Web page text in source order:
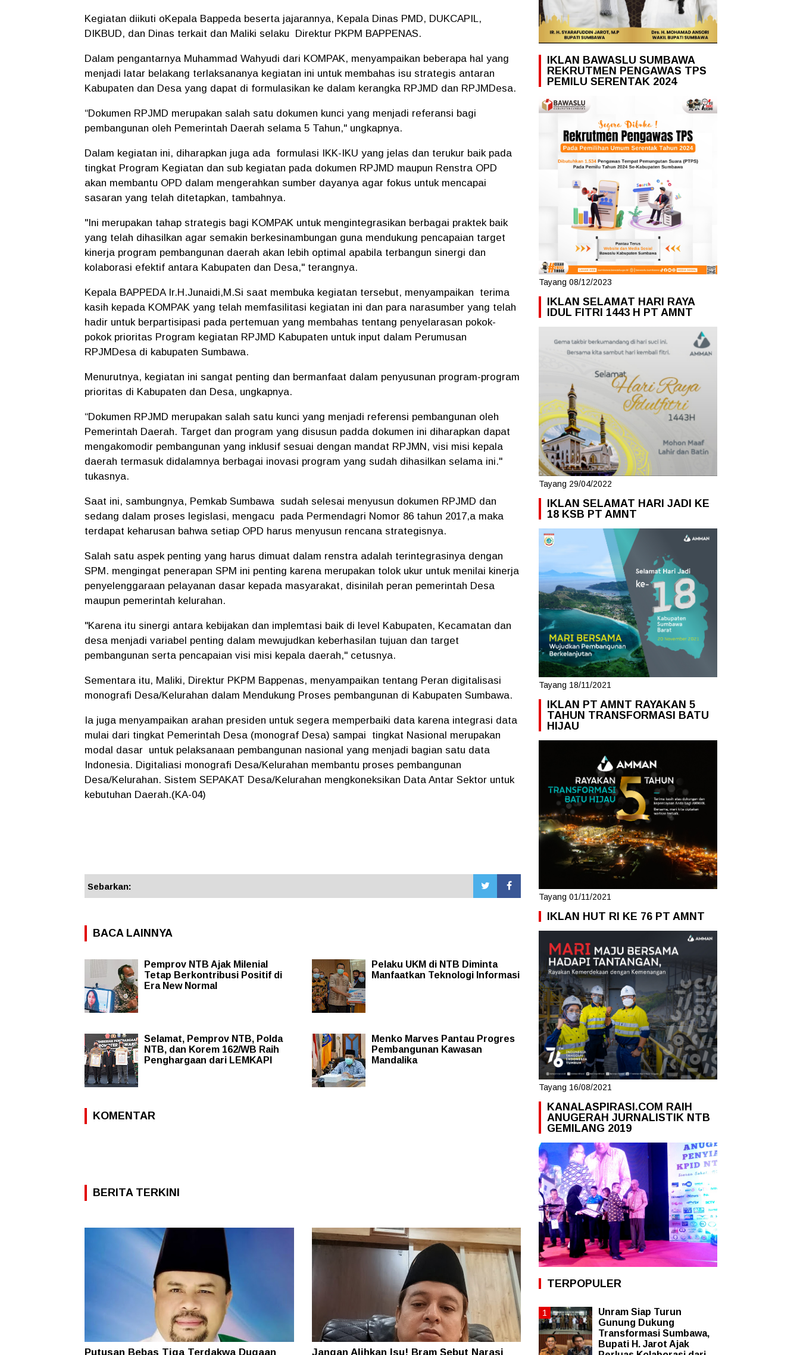
Kegiatan diikuti oKepala Bappeda beserta jajarannya, Kepala Dinas PMD, DUKCAPIL,
DIKBUD, dan Dinas terkait dan Maliki selaku Direktur PKPM BAPPENAS.
Dalam pengantarnya Muhammad Wahyudi dari KOMPAK, menyampaikan beberapa hal yang
menjadi latar belakang terlaksananya kegiatan ini untuk membahas isu strategis antaran
Kabupaten dan Desa yang dapat di formulasikan ke dalam kerangka RPJMD dan RPJMDesa.
“Dokumen RPJMD merupakan salah satu dokumen kunci yang menjadi referansi bagi
pembangunan oleh Pemerintah Daerah selama 5 Tahun," ungkapnya.
Dalam kegiatan ini, diharapkan juga ada formulasi IKK-IKU yang jelas dan terukur baik pada
tingkat Program Kegiatan dan sub kegiatan pada dokumen RPJMD maupun Renstra OPD
akan membantu OPD dalam mengerahkan sumber dayanya agar fokus untuk mencapai
sasaran yang telah ditetapkan, tambahnya.
"Ini merupakan tahap strategis bagi KOMPAK untuk mengintegrasikan berbagai praktek baik
yang telah dihasilkan agar semakin berkesinambungan guna mendukung pencapaian target
kinerja program pembangunan daerah akan lebih optimal apabila terbangun sinergi dan
kolaborasi efektif antara Kabupaten dan Desa," terangnya.
Kepala BAPPEDA Ir.H.Junaidi,M.Si saat membuka kegiatan tersebut, menyampaikan terima
kasih kepada KOMPAK yang telah memfasilitasi kegiatan ini dan para narasumber yang telah
hadir untuk berpartisipasi pada pertemuan yang membahas tentang penyelarasan pokok-
pokok prioritas Program kegiatan RPJMD Kabupaten untuk input dalam Perumusan
RPJMDesa di kabupaten Sumbawa.
Menurutnya, kegiatan ini sangat penting dan bermanfaat dalam penyusunan program-program
prioritas di Kabupaten dan Desa, ungkapnya.
“Dokumen RPJMD merupakan salah satu kunci yang menjadi referensi pembangunan oleh
Pemerintah Daerah. Target dan program yang disusun padda dokumen ini diharapkan dapat
mengakomodir pembangunan yang inklusif sesuai dengan mandat RPJMN, visi misi kepala
daerah termasuk didalamnya berbagai inovasi program yang sudah dihasilkan selama ini."
tukasnya.
Saat ini, sambungnya, Pemkab Sumbawa sudah selesai menyusun dokumen RPJMD dan
sedang dalam proses legislasi, mengacu pada Permendagri Nomor 86 tahun 2017,a maka
terdapat keharusan bahwa setiap OPD harus menyusun rencana strategisnya.
Salah satu aspek penting yang harus dimuat dalam renstra adalah terintegrasinya dengan
SPM. mengingat penerapan SPM ini penting karena merupakan tolok ukur untuk menilai kinerja
penyelenggaraan pelayanan dasar kepada masyarakat, disinilah peran pemerintah Desa
maupun pemerintah kelurahan.
"Karena itu sinergi antara kebijakan dan implemtasi baik di level Kabupaten, Kecamatan dan
desa menjadi variabel penting dalam mewujudkan keberhasilan tujuan dan target
pembangunan serta pencapaian visi misi kepala daerah," cetusnya.
Sementara itu, Maliki, Direktur PKPM Bappenas, menyampaikan tentang Peran digitalisasi
monografi Desa/Kelurahan dalam Mendukung Proses pembangunan di Kabupaten Sumbawa.
Ia juga menyampaikan arahan presiden untuk segera memperbaiki data karena integrasi data
mulai dari tingkat Pemerintah Desa (monograf Desa) sampai tingkat Nasional merupakan
modal dasar untuk pelaksanaan pembangunan nasional yang menjadi bagian satu data
Indonesia. Digitaliasi monografi Desa/Kelurahan membantu proses pembangunan
Desa/Kelurahan. Sistem SEPAKAT Desa/Kelurahan mengkoneksikan Data Antar Sektor untuk
kebutuhan Daerah.(KA-04)
Sebarkan:
BACA LAINNYA
Pemprov NTB Ajak Milenial
Tetap Berkontribusi Positif di
Era New Normal
Pelaku UKM di NTB Diminta
Manfaatkan Teknologi Informasi
Selamat, Pemprov NTB, Polda
NTB, dan Korem 162/WB Raih
Penghargaan dari LEMKAPI
Menko Marves Pantau Progres
Pembangunan Kawasan
Mandalika
KOMENTAR
BERITA TERKINI
Putusan Bebas Tiga Terdakwa Dugaan Jangan Alihkan Isu! Bram Sebut Narasi
IKLAN BAWASLU SUMBAWA
REKRUTMEN PENGAWAS TPS
PEMILU SERENTAK 2024
Tayang 08/12/2023
IKLAN SELAMAT HARI RAYA
IDUL FITRI 1443 H PT AMNT
Tayang 29/04/2022
IKLAN SELAMAT HARI JADI KE
18 KSB PT AMNT
Tayang 18/11/2021
IKLAN PT AMNT RAYAKAN 5
TAHUN TRANSFORMASI BATU
HIJAU
Tayang 01/11/2021
IKLAN HUT RI KE 76 PT AMNT
Tayang 16/08/2021
KANALASPIRASI.COM RAIH
ANUGERAH JURNALISTIK NTB
GEMILANG 2019
TERPOPULER
Unram Siap Turun
Gunung Dukung
Transformasi Sumbawa,
Bupati H. Jarot Ajak